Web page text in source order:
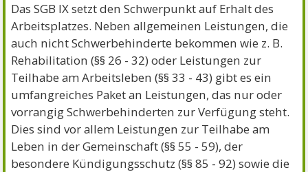
Das SGB IX setzt den Schwerpunkt auf Erhalt des
Arbeitsplatzes. Neben allgemeinen Leistungen, die
auch nicht Schwerbehinderte bekommen wie z. B.
Rehabilitation (§§ 26 - 32) oder Leistungen zur
Teilhabe am Arbeitsleben (§§ 33 - 43) gibt es ein
umfangreiches Paket an Leistungen, das nur oder
vorrangig Schwerbehinderten zur Verfügung steht.
Dies sind vor allem Leistungen zur Teilhabe am
Leben in der Gemeinschaft (§§ 55 - 59), der
besondere Kündigungsschutz (§§ 85 - 92) sowie die